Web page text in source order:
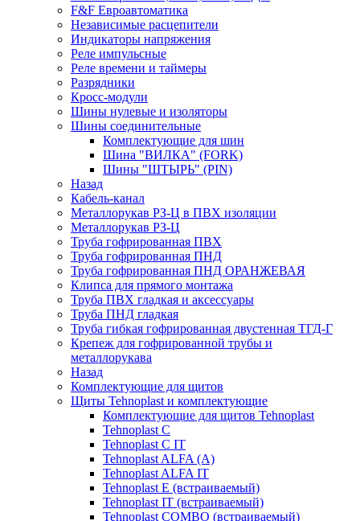
F&F Евроавтоматика
Независимые расцепители
Индикаторы напряжения
Реле импульсные
Реле времени и таймеры
Разрядники
Кросс-модули
Шины нулевые и изоляторы
Шины соединительные
Комплектующие для шин
Шина "ВИЛКА" (FORK)
Шины "ШТЫРЬ" (PIN)
Назад
Кабель-канал
Металлорукав РЗ-Ц в ПВХ изоляции
Металлорукав РЗ-Ц
Труба гофрированная ПВХ
Труба гофрированная ПНД
Труба гофрированная ПНД ОРАНЖЕВАЯ
Клипса для прямого монтажа
Труба ПВХ гладкая и аксессуары
Труба ПНД гладкая
Труба гибкая гофрированная двустенная ТГД-Г
Крепеж для гофрированной трубы и
металлорукава
Назад
Комплектующие для щитов
Щиты Tehnoplast и комплектующие
Комплектующие для щитов Tehnoplast
Tehnoplast C
Tehnoplast C IT
Tehnoplast ALFA (А)
Tehnoplast ALFA IT
Tehnoplast E (встраиваемый)
Tehnoplast IT (встраиваемый)
Tehnoplast COMBO (встраиваемый)